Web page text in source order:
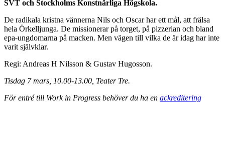
SVT och Stockholms Konstnärliga Högskola.
De radikala kristna vännerna Nils och Oscar har ett mål, att frälsa
hela Örkelljunga. De missionerar på torget, på pizzerian och bland
epa-ungdomarna på macken. Men vägen till vilka de är idag har inte
varit självklar.
Regi: Andreas H Nilsson & Gustav Hugosson.
Tisdag 7 mars, 10.00-13.00, Teater Tre.
För entré till Work in Progress behöver du ha en ackreditering